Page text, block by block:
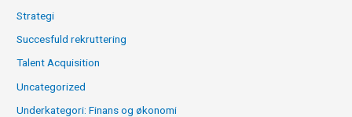
Strategi
Succesfuld rekruttering
Talent Acquisition
Uncategorized
Underkategori: Finans og økonomi